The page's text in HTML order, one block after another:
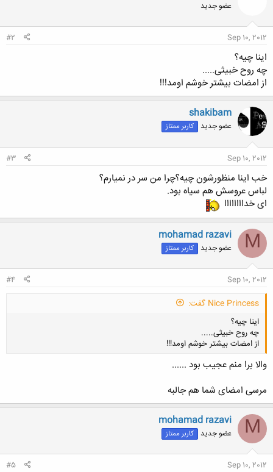
عضو جدید
Sep 10, 2012
#2
اینا چیه؟
چه روح خبیثی.....
از امضات بیشتر خوشم اومد!!!
shakibam
عضو جدید کاربر ممتاز
Sep 10, 2012
#3
خب اینا منظورشون چیه؟چرا من سر در نمیارم؟
لباس عروسش هم سیاه بود.
ای خداااااااا
M
mohamad razavi
عضو جدید کاربر ممتاز
Sep 10, 2012
#4
Nice Princess گفت:
اینا چیه؟
چه روح خبیثی.....
از امضات بیشتر خوشم اومد!!!
کلیک کنید تا باز شود...
والا برا منم عجیب بود ......
مرسی امضای شما هم جالبه
M
mohamad razavi
عضو جدید کاربر ممتاز
Sep 10, 2012
#5